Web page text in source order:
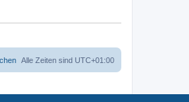
Alle Zeiten sind UTC+01:00